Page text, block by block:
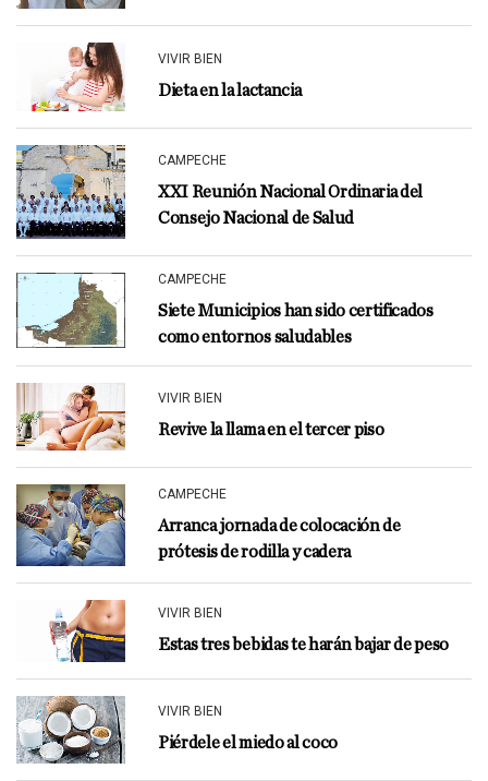
VIVIR BIEN
Dieta en la lactancia
CAMPECHE
XXI Reunión Nacional Ordinaria del
Consejo Nacional de Salud
CAMPECHE
Siete Municipios han sido certificados
como entornos saludables
VIVIR BIEN
Revive la llama en el tercer piso
CAMPECHE
Arranca jornada de colocación de
prótesis de rodilla y cadera
VIVIR BIEN
Estas tres bebidas te harán bajar de peso
VIVIR BIEN
Piérdele el miedo al coco